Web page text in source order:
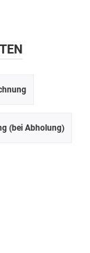
(bei Abholung)